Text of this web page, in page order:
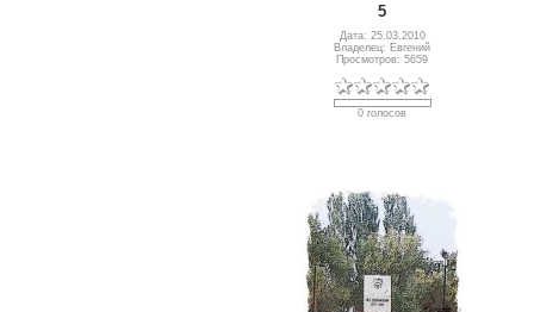
5
Дата: 25.03.2010
Владелец: Евгений
Просмотров: 5659
0 голосов